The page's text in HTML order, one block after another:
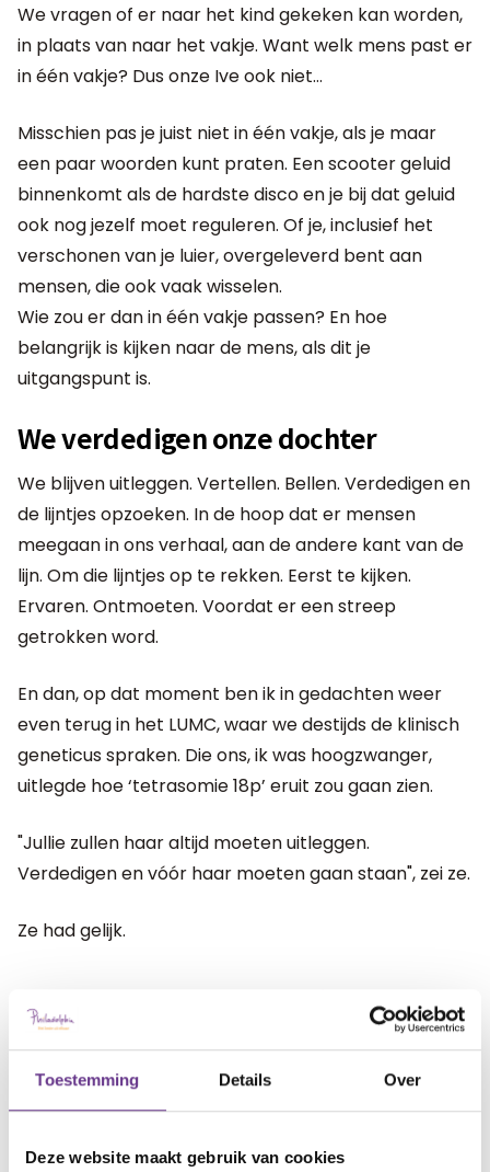
Toestemming Details Over
Deze website maakt gebruik van cookies
We vragen of er naar het kind gekeken kan worden,
in plaats van naar het vakje. Want welk mens past er
in één vakje? Dus onze Ive ook niet…
Misschien pas je juist niet in één vakje, als je maar
een paar woorden kunt praten. Een scooter geluid
binnenkomt als de hardste disco en je bij dat geluid
ook nog jezelf moet reguleren. Of je, inclusief het
verschonen van je luier, overgeleverd bent aan
mensen, die ook vaak wisselen.
Wie zou er dan in één vakje passen? En hoe
belangrijk is kijken naar de mens, als dit je
uitgangspunt is.
We verdedigen onze dochter
We blijven uitleggen. Vertellen. Bellen. Verdedigen en
de lijntjes opzoeken. In de hoop dat er mensen
meegaan in ons verhaal, aan de andere kant van de
lijn. Om die lijntjes op te rekken. Eerst te kijken.
Ervaren. Ontmoeten. Voordat er een streep
getrokken word.
En dan, op dat moment ben ik in gedachten weer
even terug in het LUMC, waar we destijds de klinisch
geneticus spraken. Die ons, ik was hoogzwanger,
uitlegde hoe ‘tetrasomie 18p’ eruit zou gaan zien.
"Jullie zullen haar altijd moeten uitleggen.
Verdedigen en vóór haar moeten gaan staan", zei ze.
Ze had gelijk.
Wat vind je van dit
1 1